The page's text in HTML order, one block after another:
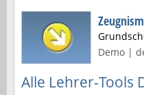
Demo |
Alle Lehrer-Tools